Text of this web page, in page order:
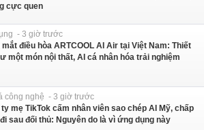
cực quen
- 3 giờ trước
mắt điều hòa ARTCOOL AI Air tại Việt Nam: Thiết
một món nội thất, AI cá nhân hóa trải nghiệm
công nghệ - 3 giờ trước
mẹ TikTok cấm nhân viên sao chép AI Mỹ, chấp
sau đối thủ: Nguyên do là vì ứng dụng này